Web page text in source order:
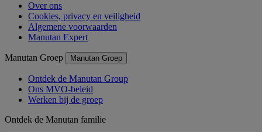
Over ons
Cookies, privacy en veiligheid
Algemene voorwaarden
Manutan Expert
Manutan Groep Manutan Groep
Ontdek de Manutan Group
Ons MVO-beleid
Werken bij de groep
Ontdek de Manutan familie